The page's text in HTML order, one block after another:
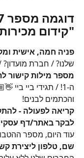
"קידום
פניה חמה, אישית
שלנו? / חברת
מספר מילות קישור
ה-1! / תגידי ביי
והכתמים לבנים!
קריאה לפעולה -
לבקר באתר/דף
עוד היום, מספר
שם, טלפון ליצירת